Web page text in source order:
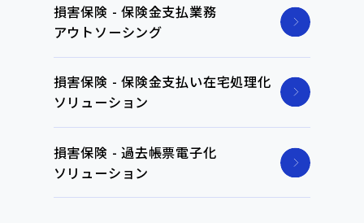
損害保険 - 保険金支払業務
アウトソーシング
損害保険 - 保険金支払い在宅処理化
ソリューション
損害保険 - 過去帳票電子化
ソリューション